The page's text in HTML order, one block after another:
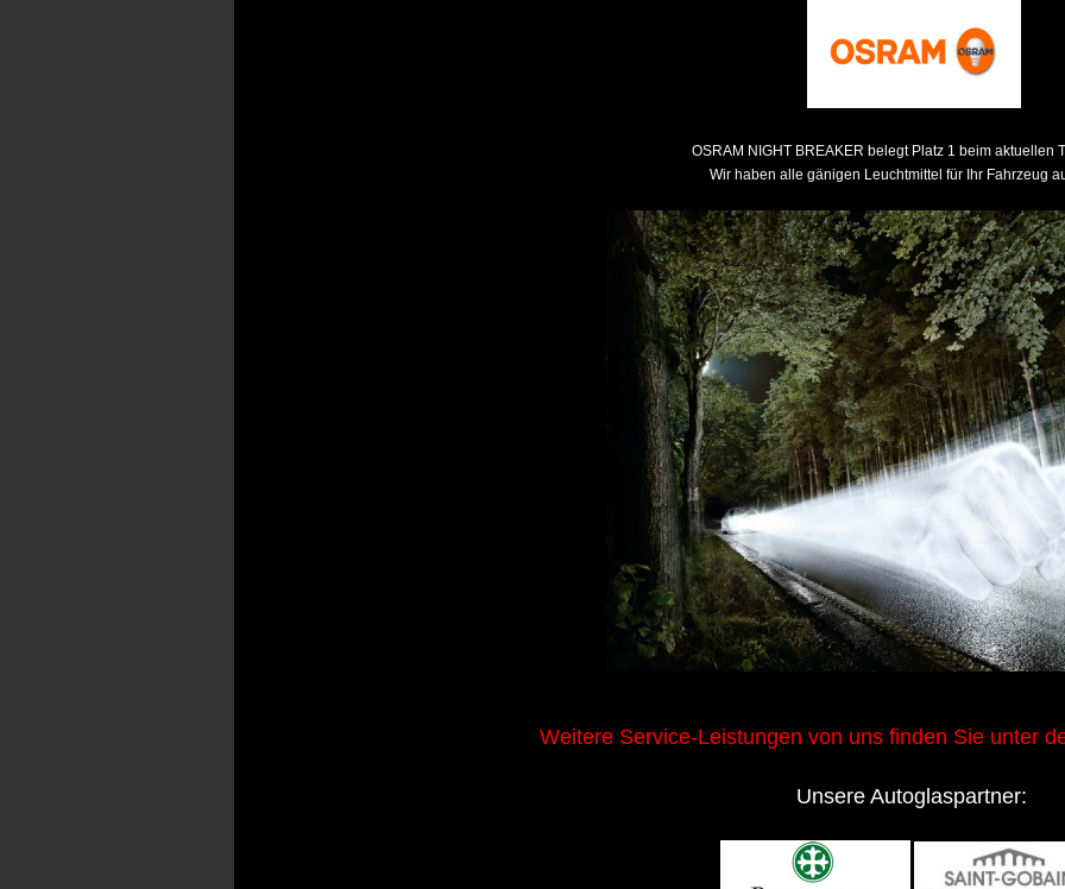
OSRAM NIGHT BREAKER belegt Platz 1 beim aktuellen
Wir haben alle gänigen Leuchtmittel für Ihr Fahrzeug
Weitere Service-Leistungen von uns finden Sie unter
Unsere Autoglaspartner: